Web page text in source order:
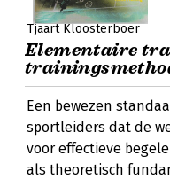
Tjaart Kloosterboer
Elementaire
Een bewezen
sportleiders dat de
voor effectieve
als theoretisch